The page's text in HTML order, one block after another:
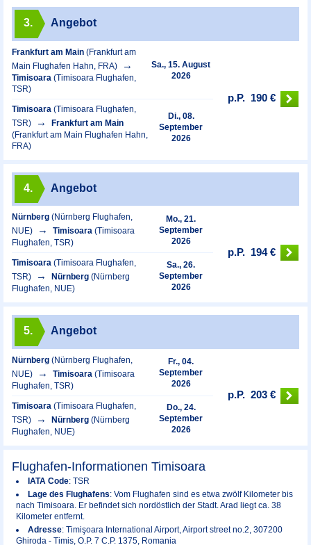
3. Angebot
Frankfurt am Main (Frankfurt am
Main Flughafen Hahn, FRA)
Timisoara (Timisoara Flughafen,
TSR)
Sa., 15. August
2026
Timisoara (Timisoara Flughafen,
TSR)
Frankfurt am Main
(Frankfurt am Main Flughafen Hahn,
FRA)
Di., 08.
September
2026
p.P. 190 €
4. Angebot
Nürnberg (Nürnberg Flughafen,
NUE)
Timisoara (Timisoara
Flughafen, TSR)
Mo., 21.
September
2026
Timisoara (Timisoara Flughafen,
TSR)
Nürnberg (Nürnberg
Flughafen, NUE)
Sa., 26.
September
2026
p.P. 194 €
5. Angebot
Nürnberg (Nürnberg Flughafen,
NUE)
Timisoara (Timisoara
Flughafen, TSR)
Fr., 04.
September
2026
Timisoara (Timisoara Flughafen,
TSR)
Nürnberg (Nürnberg
Flughafen, NUE)
Do., 24.
September
2026
p.P. 203 €
Flughafen-Informationen Timisoara
IATA Code: TSR
Lage des Flughafens: Vom Flughafen sind es etwa zwölf Kilometer bis
nach Timisoara. Er befindet sich nordöstlich der Stadt. Arad liegt ca. 38
Kilometer entfernt.
Adresse: Timişoara International Airport, Airport street no.2, 307200
Ghiroda - Timis, O.P. 7 C.P. 1375, Romania